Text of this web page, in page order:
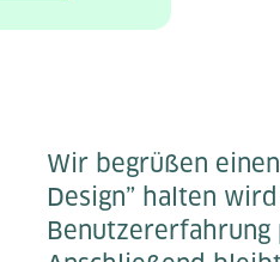
Wir begrüßen
Design” halten
Benutzererfahrung